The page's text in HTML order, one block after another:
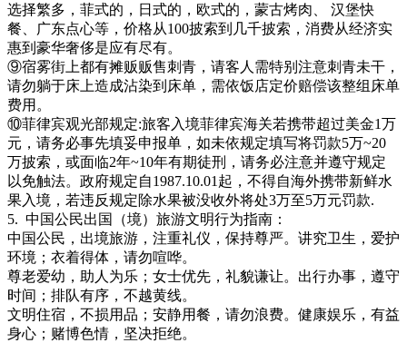
选择繁多，菲式的，日式的，欧式的，蒙古烤肉、 汉堡快
餐、广东点心等，价格从100披索到几千披索，消费从经济实
惠到豪华奢侈是应有尽有。
⑨宿雾街上都有摊贩贩售刺青，请客人需特别注意刺青未干，
请勿躺于床上造成沾染到床单，需依饭店定价赔偿该整组床单
费用。
⑩菲律宾观光部规定:旅客入境菲律宾海关若携带超过美金1万
元，请务必事先填妥申报单，如未依规定填写将罚款5万~20
万披索，或面临2年~10年有期徒刑，请务必注意并遵守规定
以免触法。政府规定自1987.10.01起，不得自海外携带新鲜水
果入境，若违反规定除水果被没收外将处3万至5万元罚款.
5. 中国公民出国（境）旅游文明行为指南：
中国公民，出境旅游，注重礼仪，保持尊严。讲究卫生，爱护
环境；衣着得体，请勿喧哗。
尊老爱幼，助人为乐；女士优先，礼貌谦让。出行办事，遵守
时间；排队有序，不越黄线。
文明住宿，不损用品；安静用餐，请勿浪费。健康娱乐，有益
身心；赌博色情，坚决拒绝。